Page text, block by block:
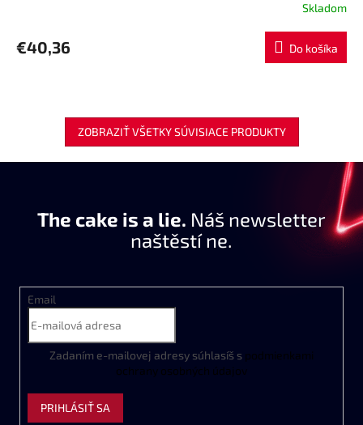
Skladom
€40,36 Do košíka
ZOBRAZIŤ VŠETKY SÚVISIACE PRODUKTY
The cake is a lie. Náš newsletter
naštěstí ne.
Email
Zadaním e-mailovej adresy súhlasíš s podmienkami
ochrany osobných údajov
PRIHLÁSIŤ SA